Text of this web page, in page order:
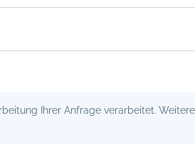
Ihrer Anfrage verarbeitet.